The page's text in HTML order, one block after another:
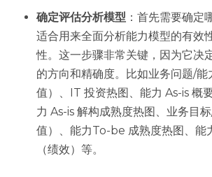
确定评估分析模型 ：首先需要确定
适合用来全面分析能力模型的有效
性。这一步骤非常关键，因为它决
的方向和精确度。比如业务问题/能
值）、IT 投资热图、能力 As-is 概
力 As-is 解构成熟度热图、业务目
值）、能力To-be 成熟度热图、能
（绩效）等。